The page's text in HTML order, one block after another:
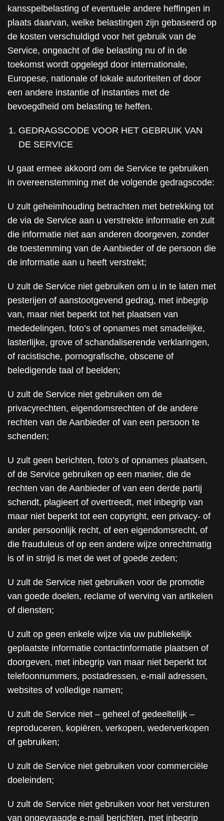
kansspelbelasting of eventuele andere heffingen in
plaats daarvan, welke belastingen zijn gebaseerd op
de kosten verschuldigd voor het gebruik van de
Service, ongeacht of die belasting nu of in de
toekomst wordt opgelegd door internationale,
Europese, nationale of lokale autoriteiten of door
een andere instantie of instanties met de
bevoegdheid om belasting te heffen.
GEDRAGSCODE VOOR HET GEBRUIK VAN
DE SERVICE
U gaat ermee akkoord om de Service te gebruiken
in overeenstemming met de volgende gedragscode:
U zult geheimhouding betrachten met betrekking tot
de via de Service aan u verstrekte informatie en zult
die informatie niet aan anderen doorgeven, zonder
de toestemming van de Aanbieder of de persoon die
de informatie aan u heeft verstrekt;
U zult de Service niet gebruiken om u in te laten met
pesterijen of aanstootgevend gedrag, met inbegrip
van, maar niet beperkt tot het plaatsen van
mededelingen, foto’s of opnames met smadelijke,
lasterlijke, grove of schandaliserende verklaringen,
of racistische, pornografische, obscene of
beledigende taal of beelden;
U zult de Service niet gebruiken om de
privacyrechten, eigendomsrechten of de andere
rechten van de Aanbieder of van een persoon te
schenden;
U zult geen berichten, foto’s of opnames plaatsen,
of de Service gebruiken op een manier, die de
rechten van de Aanbieder of van een derde partij
schendt, plagieert of overtreedt, met inbegrip van
maar niet beperkt tot een copyright, een privacy- of
ander persoonlijk recht, of een eigendomsrecht, of
die frauduleus of op een andere wijze onrechtmatig
is of in strijd is met de wet of goede zeden;
U zult de Service niet gebruiken voor de promotie
van goede doelen, reclame of werving van artikelen
of diensten;
U zult op geen enkele wijze via uw publiekelijk
geplaatste informatie contactinformatie plaatsen of
doorgeven, met inbegrip van maar niet beperkt tot
telefoonnummers, postadressen, e-mail adressen,
websites of volledige namen;
U zult de Service niet – geheel of gedeeltelijk –
reproduceren, kopiëren, verkopen, wederverkopen
of gebruiken;
U zult de Service niet gebruiken voor commerciële
doeleinden;
U zult de Service niet gebruiken voor het versturen
van ongevraagde e-mail berichten, met inbegrip